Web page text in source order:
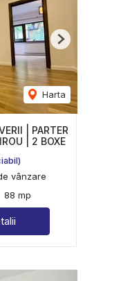
Harta
Next
| PARTER
| 2 BOXE
vânzare
88 mp